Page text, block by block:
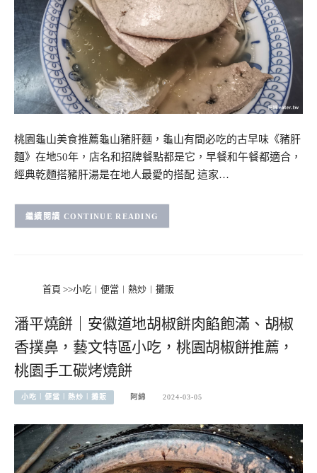
桃園龜山美食推薦龜山豬肝麵，龜山有間必吃的古早味《豬肝
麵》在地50年，店名和招牌餐點都是它，早餐和午餐都適合，
經典乾麵搭豬肝湯是在地人最愛的搭配 這家…
CONTINUE READING
首頁 >>小吃︱便當︱熱炒︱攤販
潘平燒餅｜安徽道地胡椒餅肉餡飽滿、胡椒
香撲鼻，藝文特區小吃，桃園胡椒餅推薦，
桃園手工碳烤燒餅
小吃︱便當︱熱炒︱攤販 阿綿 2024-03-05